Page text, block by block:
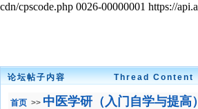
论坛帖子内容Thread Content
首页 >> 中医学研（入门自学与提高）